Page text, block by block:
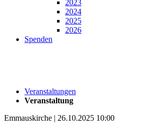
2023
2024
2025
2026
Spenden
Veranstaltungen
Veranstaltung
Emmauskirche | 26.10.2025 10:00